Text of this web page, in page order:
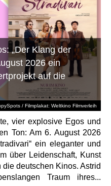
/ Filmplakat: Weltkino Filmverleih
„Der Klang der
2026 ein
auf die
vier explosive Egos und
Ton: Am 6. August 2026
ein eleganter und
über Leidenschaft, Kunst
deutschen Kinos. Astrid
Traum ihres...